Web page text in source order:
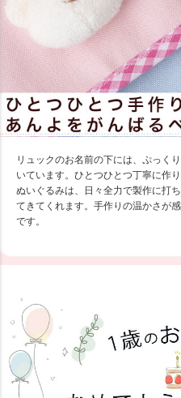
リュックのお名前の下には、ぷっく
いています。ひとつひとつ丁寧に作
ぬいぐるみは、日々全力で製作に打
てきてくれます。手作りの温かさが
です。